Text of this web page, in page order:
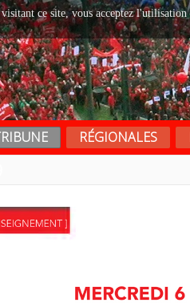
RÉGIONALES
ce site, vous acceptez